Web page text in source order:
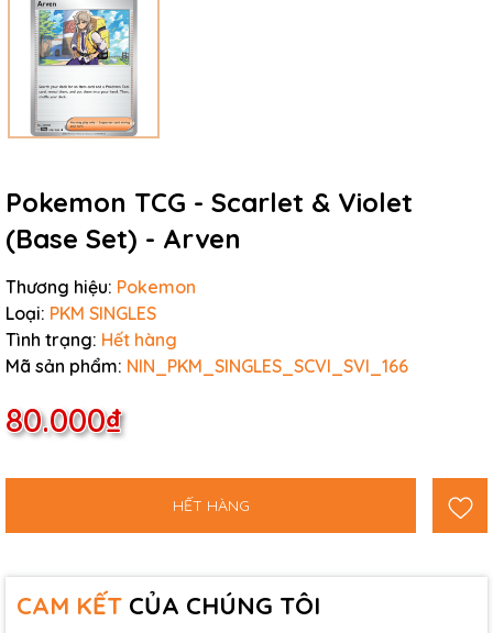
Pokemon TCG - Scarlet & Violet
(Base Set) - Arven
Thương hiệu: Pokemon
Loại: PKM SINGLES
Tình trạng: Hết hàng
Mã sản phẩm: NIN_PKM_SINGLES_SCVI_SVI_166
80.000₫
HẾT HÀNG
CAM KẾT CỦA CHÚNG TÔI